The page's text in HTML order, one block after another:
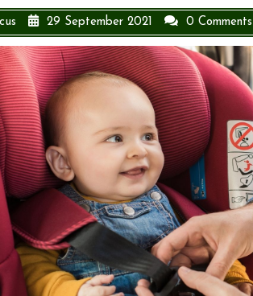
29 September 2021 0 Comments